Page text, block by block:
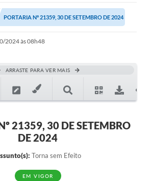
PORTARIA Nº 21359, 30 DE SETEMBRO DE 2024
2024 às 08h48
ARRASTE PARA VER MAIS
21359, 30 DE SETEMBRO
DE 2024
Torna sem Efeito
EM VIGOR